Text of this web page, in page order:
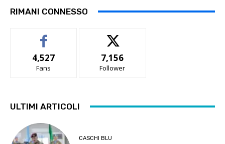
RIMANI CONNESSO
4,527
Fans
7,156
Follower
ULTIMI ARTICOLI
CASCHI BLU